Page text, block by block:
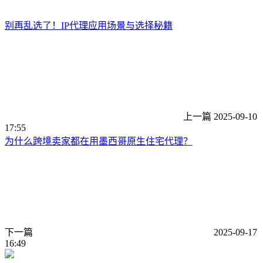
别再乱选了！IP代理应用场景与选择秘籍
上一篇 2025-09-10
17:55
为什么跨境卖家都在用墨西哥原生住宅代理？
下一篇
2025-09-17
16:49